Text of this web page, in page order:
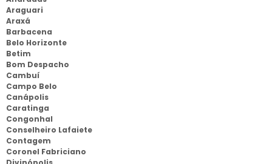
Araguari
Araxá
Barbacena
Belo Horizonte
Betim
Bom Despacho
Cambuí
Campo Belo
Canápolis
Caratinga
Congonhal
Conselheiro Lafaiete
Contagem
Coronel Fabriciano